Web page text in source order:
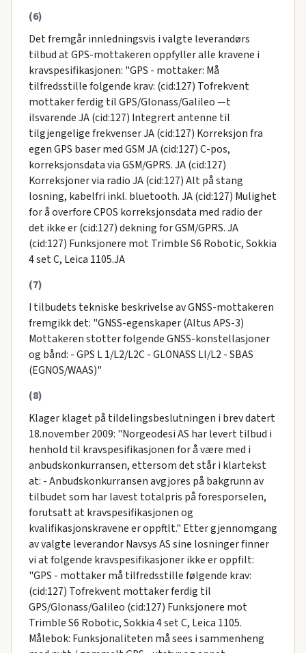
(6)
Det fremgår innledningsvis i valgte leverandørs
tilbud at GPS-mottakeren oppfyller alle kravene i
kravspesifikasjonen: "GPS - mottaker: Må
tilfredsstille folgende krav: (cid:127) Tofrekvent
mottaker ferdig til GPS/Glonass/Galileo —t
ilsvarende JA (cid:127) Integrert antenne til
tilgjengelige frekvenser JA (cid:127) Korreksjon fra
egen GPS baser med GSM JA (cid:127) C-pos,
korreksjonsdata via GSM/GPRS. JA (cid:127)
Korreksjoner via radio JA (cid:127) Alt på stang
losning, kabelfri inkl. bluetooth. JA (cid:127) Mulighet
for å overfore CPOS korreksjonsdata med radio der
det ikke er (cid:127) dekning for GSM/GPRS. JA
(cid:127) Funksjonere mot Trimble S6 Robotic, Sokkia
4 set C, Leica 1105.JA
(7)
I tilbudets tekniske beskrivelse av GNSS-mottakeren
fremgikk det: "GNSS-egenskaper (Altus APS-3)
Mottakeren stotter folgende GNSS-konstellasjoner
og bånd: - GPS L 1/L2/L2C - GLONASS Ll/L2 - SBAS
(EGNOS/WAAS)"
(8)
Klager klaget på tildelingsbeslutningen i brev datert
18.november 2009: "Norgeodesi AS har levert tilbud i
henhold til kravspesifikasjonen for å være med i
anbudskonkurransen, ettersom det står i klartekst
at: - Anbudskonkurransen avgjores på bakgrunn av
tilbudet som har lavest totalpris på foresporselen,
forutsatt at kravspesifikasjonen og
kvalifikasjonskravene er oppftlt." Etter gjennomgang
av valgte leverandor Navsys AS sine losninger finner
vi at folgende kravspesifikasjoner ikke er oppfilt:
"GPS - mottaker må tilfredsstille følgende krav:
(cid:127) Tofrekvent mottaker ferdig til
GPS/Glonass/Galileo (cid:127) Funksjonere mot
Trimble S6 Robotic, Sokkia 4 set C, Leica 1105.
Målebok: Funksjonaliteten må sees i sammenheng